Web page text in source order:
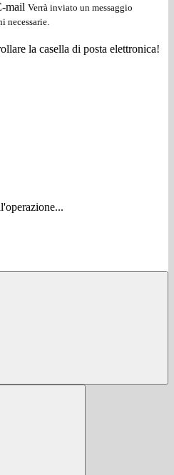
mail Verrà inviato un messaggio
necessarie.
la casella di posta elettronica!